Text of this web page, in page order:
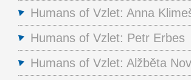
Humans of Vzlet: Anna
Humans of Vzlet: Petr Erbes
Humans of Vzlet: Alžběta